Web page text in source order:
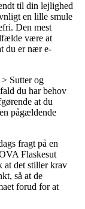
til din lejlighed
en lille smule
Den mest
være at
du er nær e-
Sutter og
du har behov
at du
pågældende
fragt på en
Flaskesut
at det stiller krav
så at de
forud for at